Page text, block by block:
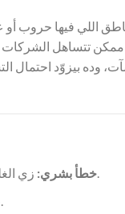
اللي فيها حروب
ممكن تتساهل
وده بيزوّد احتمال
خطأ بشري:زي الغلط أثناء نقل الزيت، أو التعامل بشكل غير سليم مع المعدات.
زي كسر أو تأكل في التانكات أو الأنابيب.